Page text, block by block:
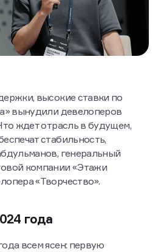
высокие ставки по
вынудили девелоперов
ждет отрасль в будущем,
стабильность,
генеральный
компании «Этажи
«Творчество».
года
всем ясен: первую